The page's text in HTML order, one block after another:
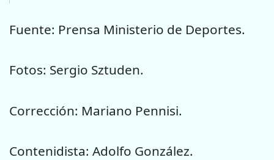
Fuente: Prensa Ministerio de Deportes.
Fotos: Sergio Sztuden.
Corrección: Mariano Pennisi.
Contenidista: Adolfo González.